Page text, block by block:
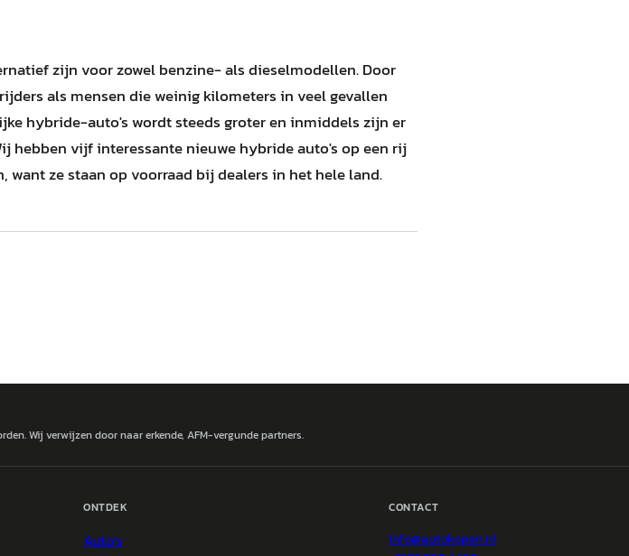
zijn voor zowel benzine- als dieselmodellen. Door
als mensen die weinig kilometers in veel gevallen
hybride-auto's wordt steeds groter en inmiddels zijn er
hebben vijf interessante nieuwe hybride auto's op een rij
want ze staan op voorraad bij dealers in het hele land.
Wij verwijzen door naar erkende, AFM-vergunde partners.
ONTDEK
Auto's
CONTACT
info@autokopen.nl